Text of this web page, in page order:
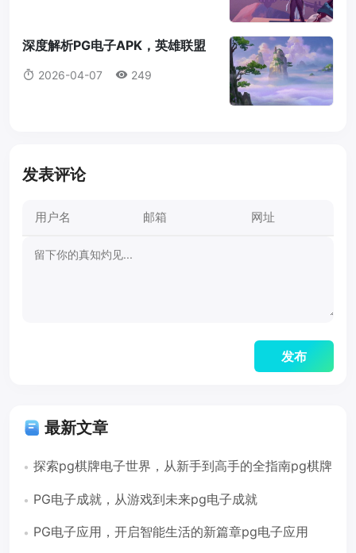
深度解析PG电子APK，英雄联盟
版本更新与玩家体验pg电子apk
2026-04-07 249
发表评论
最新文章
探索pg棋牌电子世界，从新手到高手的全指南pg棋牌
PG电子成就，从游戏到未来pg电子成就
PG电子应用，开启智能生活的新篇章pg电子应用